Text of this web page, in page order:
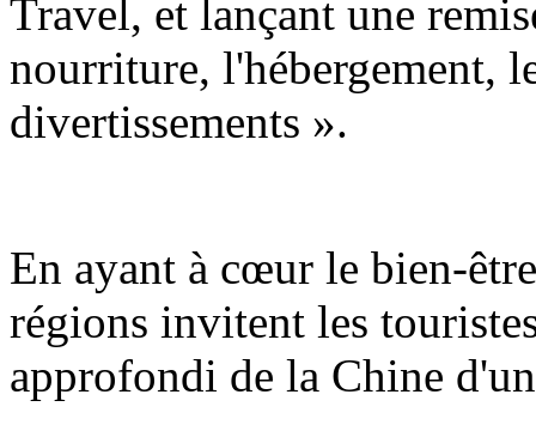
Travel, et lançant une
nourriture, l'hébergement,
divertissements ».
En ayant à cœur le bien-
régions invitent les
approfondi de la Chine